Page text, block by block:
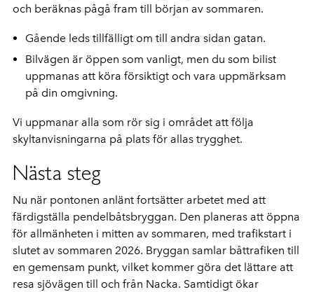
och beräknas pågå fram till början av sommaren.
Gående leds tillfälligt om till andra sidan gatan.
Bilvägen är öppen som vanligt, men du som bilist
uppmanas att köra försiktigt och vara uppmärksam
på din omgivning.
Vi uppmanar alla som rör sig i området att följa
skyltanvisningarna på plats för allas trygghet.
Nästa steg
Nu när pontonen anlänt fortsätter arbetet med att
färdigställa pendelbåtsbryggan. Den planeras att öppna
för allmänheten i mitten av sommaren, med trafikstart i
slutet av sommaren 2026. Bryggan samlar båttrafiken till
en gemensam punkt, vilket kommer göra det lättare att
resa sjövägen till och från Nacka. Samtidigt ökar